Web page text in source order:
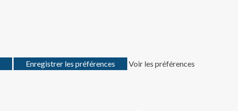
Enregistrer les préférences
Voir les préférences